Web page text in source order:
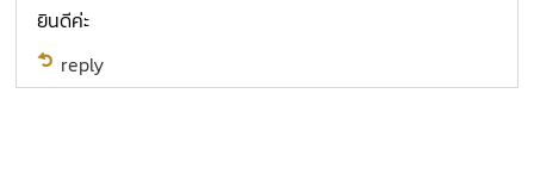
ยินดีค่ะ
reply